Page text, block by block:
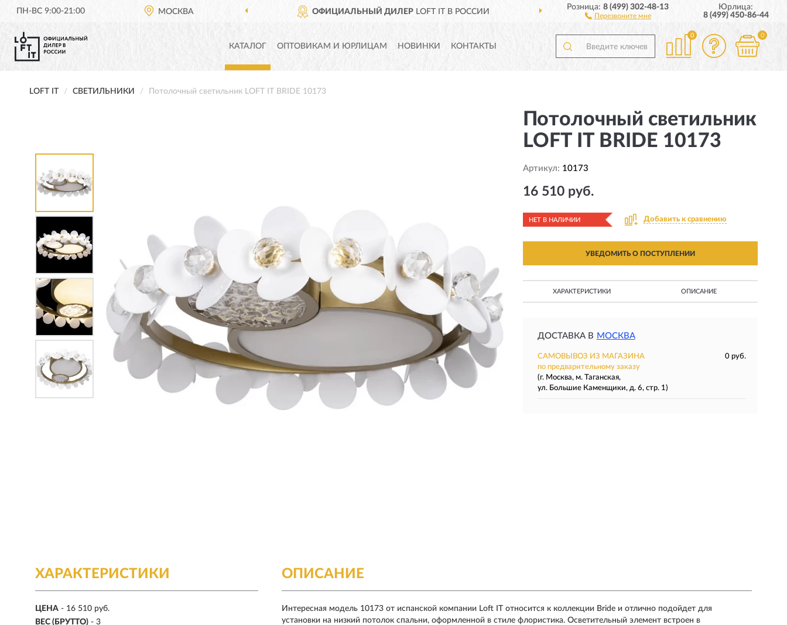
ПН-ВС 9:00-21:00 МОСКВА ОФИЦИАЛЬНЫЙ ДИЛЕР LOFT IT В РОССИИ ДОСТАВИМ ПО ВСЕЙ РОССИИ
Розница:8 (499) 302-48-13
Перезвоните мне
Юрлица:
8 (499) 450-86-44
КАТАЛОГ ОПТОВИКАМ И ЮРЛИЦАМ НОВИНКИ КОНТАКТЫ
0 0
LOFT IT СВЕТИЛЬНИКИ Потолочный светильник LOFT IT BRIDE 10173
Потолочный светильник
LOFT IT BRIDE 10173
Артикул: 10173
16 510 руб.
НЕТ В НАЛИЧИИ Добавить к сравнению
УВЕДОМИТЬ О ПОСТУПЛЕНИИ
ХАРАКТЕРИСТИКИ ОПИСАНИЕ
ДОСТАВКА В МОСКВА
САМОВЫВОЗ ИЗ МАГАЗИНА
0 руб.
по предварительному заказу
(г. Москва, м. Таганская,
ул. Большие Каменщики, д. 6, стр. 1)
ХАРАКТЕРИСТИКИ
ЦЕНА - 16 510 руб.
ВЕС (БРУТТО) - 3
ОПИСАНИЕ
Интересная модель 10173 от испанской компании Loft IT относится к коллекции Bride и отлично подойдет для
установки на низкий потолок спальни, оформленной в стиле флористика. Осветительный элемент встроен в